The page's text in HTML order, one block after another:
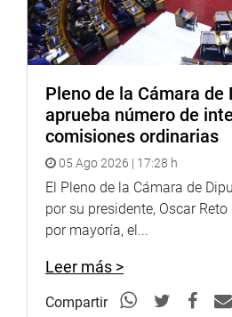
Pleno de la Cámara de
aprueba número de
comisiones ordinarias
05 Ago 2026 | 17:28 h
El Pleno de la Cámara de
por su presidente, Oscar
por mayoría, el...
Leer más >
Compartir